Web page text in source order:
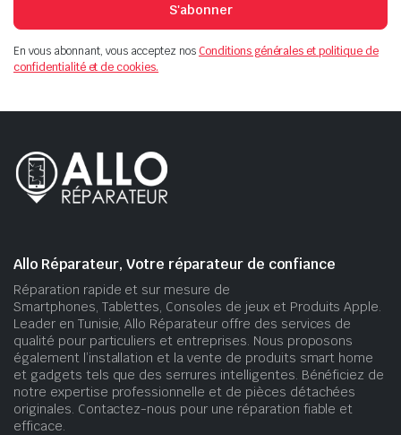
S'abonner
En vous abonnant, vous acceptez nosConditions générales et politique de
confidentialité et de cookies.
Allo Réparateur, Votre réparateur de confiance
Réparation rapide et sur mesure de
Smartphones, Tablettes, Consoles de jeux et Produits Apple.
Leader en Tunisie, Allo Réparateur offre des services de
qualité pour particuliers et entreprises. Nous proposons
également l’installation et la vente de produits smart home
et gadgets tels que des serrures intelligentes. Bénéficiez de
notre expertise professionnelle et de pièces détachées
originales. Contactez-nous pour une réparation fiable et
efficace.